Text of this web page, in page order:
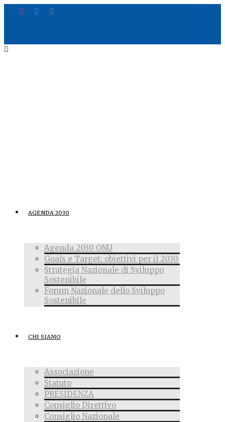
AGENDA 2030
Agenda 2030 ONU
Goals e Target: obiettivi per il 2030
Strategia Nazionale di Sviluppo
Sostenibile
Forum Nazionale dello Sviluppo
Sostenibile
CHI SIAMO
Associazione
Statuto
PRESIDENZA
Consiglio Direttivo
Consiglio Nazionale